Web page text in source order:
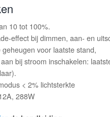
10 tot 100%.
effect bij dimmen, aan- en
voor laatste stand,
bij stroom inschakelen:
< 2% lichtsterkte
288W